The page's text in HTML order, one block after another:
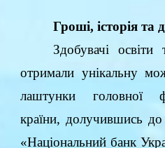
Гроші, історія та
Здобувачі освіти
отримали унікальну
лаштунки головної
країни, долучившись до
«Національний банк